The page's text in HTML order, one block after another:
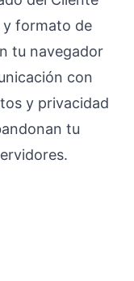
y formato de
tu navegador
con
y privacidad
tu